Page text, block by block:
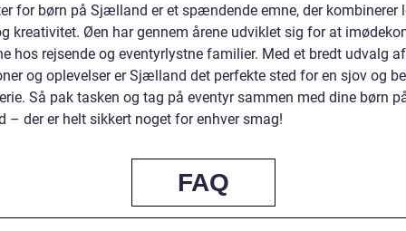
for børn på Sjælland er et spændende emne, der kombinerer
kreativitet. Øen har gennem årene udviklet sig for at
hos rejsende og eventyrlystne familier. Med et bredt udvalg af
og oplevelser er Sjælland det perfekte sted for en sjov og
Så pak tasken og tag på eventyr sammen med dine børn
– der er helt sikkert noget for enhver smag!
FAQ